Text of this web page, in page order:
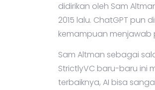
didirikan oleh Sam
2015 lalu. ChatGPT
kemampuan
Sam Altman sebagai
StrictlyVC baru-baru ini
terbaiknya, AI bisa